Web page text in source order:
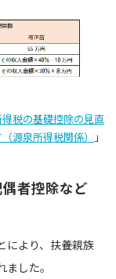
税の基礎控除の見直
源泉所得税関係）
」
者控除など
により、扶養親族
した。